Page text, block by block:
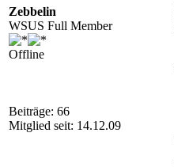
Zebbelin
WSUS Full Member
Offline
Beiträge: 66
Mitglied seit: 14.12.09